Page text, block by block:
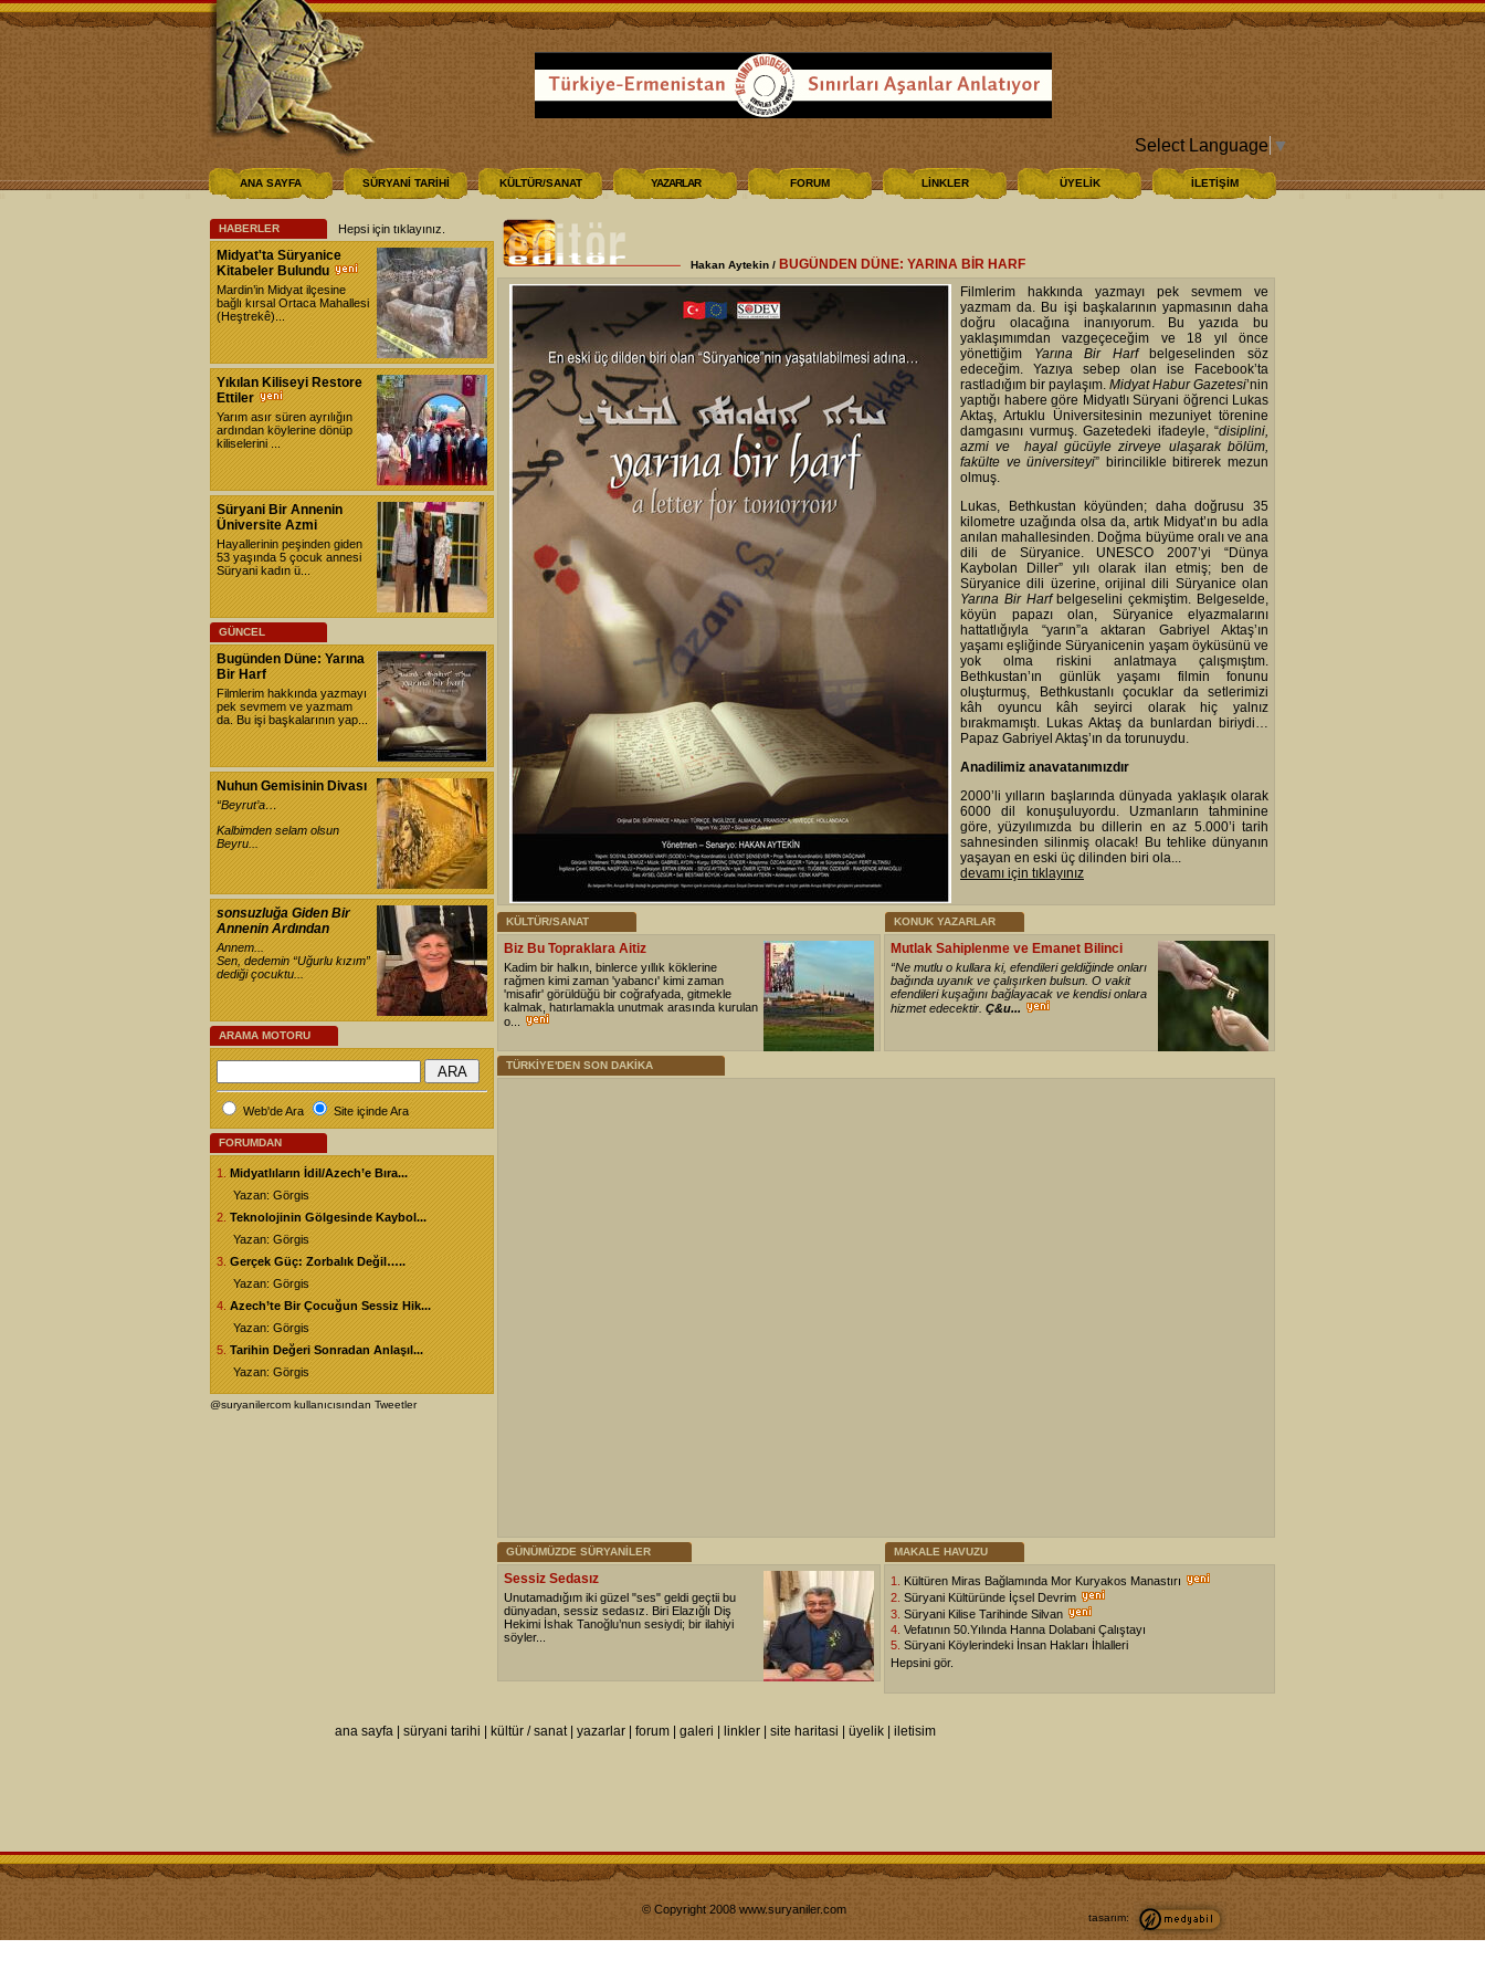
Select Language ▼
ANA SAYFA SÜRYANİ TARİHİ KÜLTÜR/SANAT YAZARLAR FORUM LİNKLER ÜYELİK İLETİŞİM
HABERLER Hepsi için tıklayınız
Midyat'ta Süryanice
Kitabeler Bulundu
Mardin’in Midyat ilçesine
bağlı kırsal Ortaca Mahallesi
(Heştrekê)...
Yıkılan Kiliseyi Restore
Ettiler
Yarım asır süren ayrılığın
ardından köylerine dönüp
kiliselerini ...
Süryani Bir Annenin
Üniversite Azmi
Hayallerinin peşinden giden
53 yaşında 5 çocuk annesi
Süryani kadın ü...
GÜNCEL
Bugünden Düne: Yarına
Bir Harf
Filmlerim hakkında yazmayı
pek sevmem ve yazmam
da. Bu işi başkalarının yap...
Nuhun Gemisinin Divası
“Beyrut’a…
Kalbimden selam olsun
Beyru...
sonsuzluğa Giden Bir
Annenin Ardından
Annem...
Sen, dedemin “Uğurlu kızım”
dediği çocuktu...
ARAMA MOTORU
Web'de Ara Site içinde Ara
FORUMDAN
1.
Midyatlıların İdil/Azech’e Bıra...
Yazan: Görgis
2. Teknolojinin Gölgesinde Kaybol...
Yazan: Görgis
3. Gerçek Güç: Zorbalık Değil…..
Yazan: Görgis
4. Azech’te Bir Çocuğun Sessiz Hik...
Yazan: Görgis
5. Tarihin Değeri Sonradan Anlaşıl...
Yazan: Görgis
@suryanilercom kullanıcısından Tweetler
Hakan Aytekin / BUGÜNDEN DÜNE: YARINA BİR HARF
Filmlerim hakkında yazmayı pek sevmem ve
yazmam da. Bu işi başkalarının yapmasının daha
doğru olacağına inanıyorum. Bu yazıda bu
yaklaşımımdan vazgeçeceğim ve 18 yıl önce
yönettiğim Yarına Bir Harfbelgeselinden söz
edeceğim. Yazıya sebep olan ise Facebook’ta
rastladığım bir paylaşım. Midyat Habur Gazetesi’nin
yaptığı habere göre Midyatlı Süryani öğrenci Lukas
Aktaş, Artuklu Üniversitesinin mezuniyet törenine
damgasını vurmuş. Gazetedeki ifadeyle, “disiplini,
azmi ve hayal gücüyle zirveye ulaşarak bölüm,
fakülte ve üniversiteyi” birincilikle bitirerek mezun
olmuş.
Lukas, Bethkustan köyünden; daha doğrusu 35
kilometre uzağında olsa da, artık Midyat’ın bu adla
anılan mahallesinden. Doğma büyüme oralı ve ana
dili de Süryanice. UNESCO 2007’yi “Dünya
Kaybolan Diller” yılı olarak ilan etmiş; ben de
Süryanice dili üzerine, orijinal dili Süryanice olan
Yarına Bir Harfbelgeselini çekmiştim. Belgeselde,
köyün papazı olan, Süryanice elyazmalarını
hattatlığıyla “yarın”a aktaran Gabriyel Aktaş’ın
yaşamı eşliğinde Süryanicenin yaşam öyküsünü ve
yok olma riskini anlatmaya çalışmıştım.
Bethkustan’ın günlük yaşamı filmin fonunu
oluşturmuş, Bethkustanlı çocuklar da setlerimizi
kâh oyuncu kâh seyirci olarak hiç yalnız
bırakmamıştı. Lukas Aktaş da bunlardan biriydi…
Papaz Gabriyel Aktaş’ın da torunuydu.
Anadilimiz anavatanımızdır
2000’li yılların başlarında dünyada yaklaşık olarak
6000 dil konuşuluyordu. Uzmanların tahminine
göre, yüzyılımızda bu dillerin en az 5.000’i tarih
sahnesinden silinmiş olacak! Bu tehlike dünyanın
yaşayan en eski üç dilinden biri ola...
devamı için tıklayınız
KÜLTÜR/SANAT KONUK YAZARLAR
Biz Bu Topraklara Aitiz
Kadim bir halkın, binlerce yıllık köklerine
rağmen kimi zaman 'yabancı' kimi zaman
'misafir' görüldüğü bir coğrafyada, gitmekle
kalmak, hatırlamakla unutmak arasında kurulan
o...
Mutlak Sahiplenme ve Emanet Bilinci
“Ne mutlu o kullara ki, efendileri geldiğinde onları
bağında uyanık ve çalışırken bulsun. O vakit
efendileri kuşağını bağlayacak ve kendisi onlara
hizmet edecektir. Ç&u...
TÜRKİYE'DEN SON DAKİKA
GÜNÜMÜZDE SÜRYANİLER MAKALE HAVUZU
Sessiz Sedasız
Unutamadığım iki güzel "ses" geldi geçtii bu
dünyadan, sessiz sedasız. Biri Elazığlı Diş
Hekimi İshak Tanoğlu’nun sesiydi; bir ilahiyi
söyler...
1. Kültüren Miras Bağlamında Mor Kuryakos Manastırı
2. Süryani Kültüründe İçsel Devrim
3. Süryani Kilise Tarihinde Silvan
4. Vefatının 50.Yılında Hanna Dolabani Çalıştayı
5. Süryani Köylerindeki İnsan Hakları İhlalleri
Hepsini gör.
ana sayfa süryani tarihi kültür / sanat| yazarlar forum galeri linkler site haritasi üyelik iletisim
© Copyright 2008 www.suryaniler.com
tasarım: